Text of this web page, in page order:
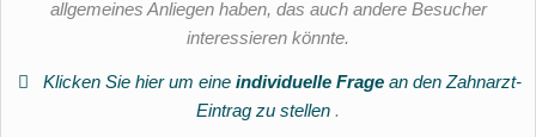
allgemeines Anliegen haben, das auch andere Besucher
interessieren könnte.
Klicken Sie hier um eine individuelle Fragean den Zahnarzt-
Eintrag zu stellen .